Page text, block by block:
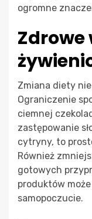
ogromne
Zmiana diety
Ograniczenie
ciemnej
zastępowanie
cytryny, to
Również
gotowych
produktów
samopoczucie.